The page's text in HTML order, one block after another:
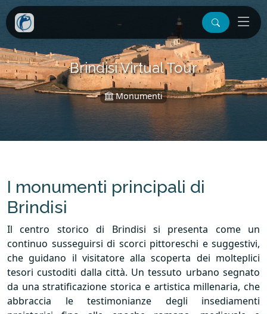
Brindisi Virtual Tour
Monumenti
I monumenti principali di
Brindisi
Il centro storico di Brindisi si presenta come un
continuo susseguirsi di scorci pittoreschi e suggestivi,
che guidano il visitatore alla scoperta dei molteplici
tesori custoditi dalla città. Un tessuto urbano segnato
da una stratificazione storica e artistica millenaria, che
abbraccia le testimonianze degli insediamenti